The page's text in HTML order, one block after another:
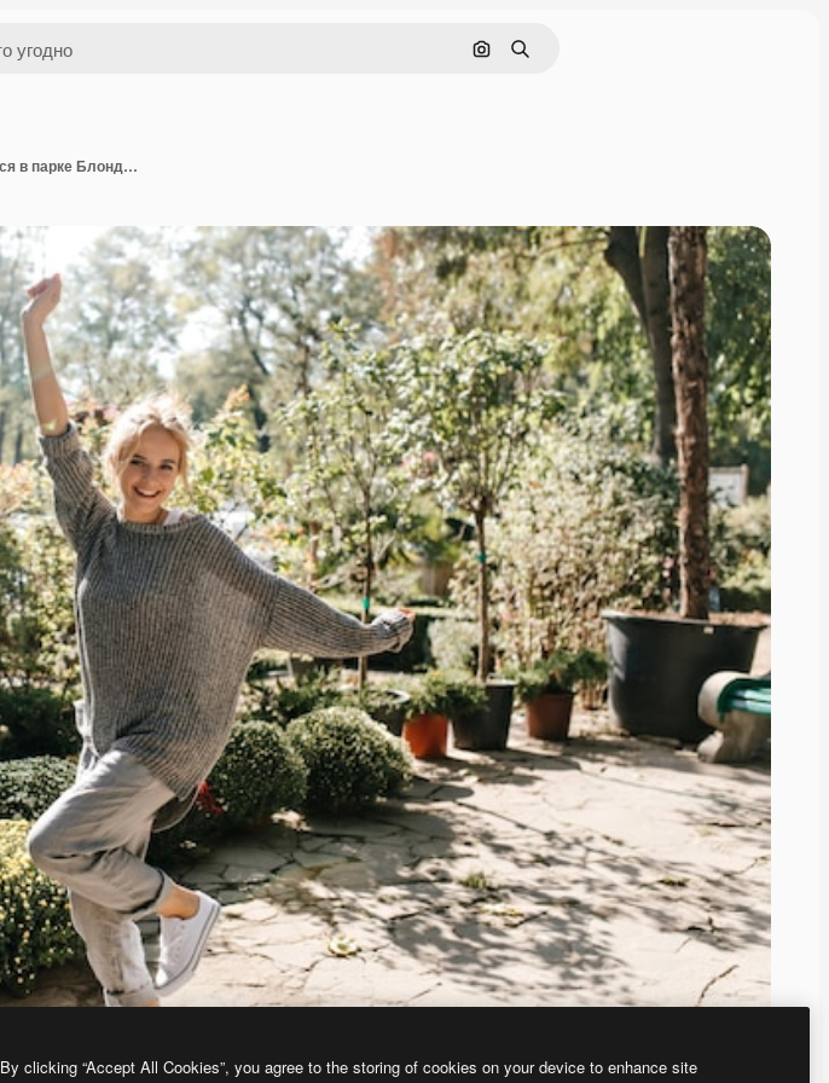
Поиск по изображению
Поиск
Привлекательная женщина в серых джинсах развлекается в парке Блондинка в свитере позирует с улыбкой
By clicking “Accept All Cookies”, you agree to the storing of cookies on your device to enhance site